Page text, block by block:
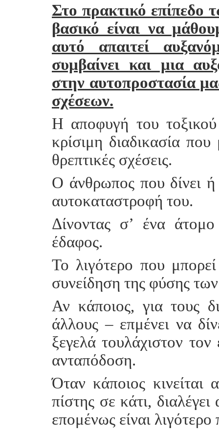
Στο πρακτικό επίπεδο
βασικό είναι να
αυτό απαιτεί
συμβαίνει και μια
στην αυτοπροστασία
σχέσεων.
Η αποφυγή του
κρίσιμη διαδικασία
θρεπτικές σχέσεις.
Ο άνθρωπος που δίνει
αυτοκαταστροφή του.
Δίνοντας σ’ ένα
έδαφος.
Το λιγότερο που
συνείδηση της φύσης
Αν κάποιος, για τους
άλλους – επμένει να
ξεγελά τουλάχιστον
ανταπόδοση.
Όταν κάποιος
πίστης σε κάτι,
επομένως είναι